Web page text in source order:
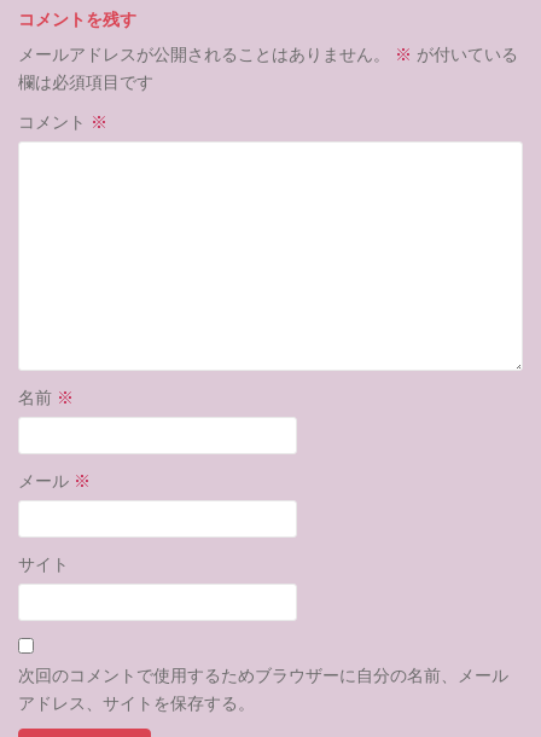
コメントを残す
メールアドレスが公開されることはありません。
※ が付いている
欄は必須項目です
コメント ※
名前 ※
メール ※
サイト
次回のコメントで使用するためブラウザーに自分の名前、メール
アドレス、サイトを保存する。